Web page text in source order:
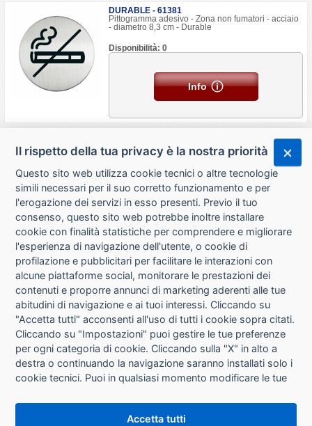
DURABLE - 61381
Pittogramma adesivo - Zona non fumatori - acciaio
- diametro 8,3 cm - Durable
Disponibilità: 0
Info
CHI SIAMO
CONTATTI
CONDIZIONI DI VENDITA
RICHIESTA RECESSO
PRIVACY
Il rispetto della tua privacy è la nostra priorità
Questo sito web utilizza cookie tecnici o altre tecnologie
simili necessari per il suo corretto funzionamento e per
l'erogazione dei servizi in esso presenti. Previo il tuo
consenso, questo sito web potrebbe inoltre installare
cookie con finalità statistiche per comprendere e migliorare
l'esperienza di navigazione dell'utente, o cookie di
profilazione e pubblicitari per facilitare le interazioni con
alcune piattaforme social, monitorare le prestazioni dei
contenuti e proporre annunci di marketing aderenti alle tue
abitudini di navigazione e ai tuoi interessi. Cliccando su
"Accetta tutti" acconsenti all'uso di tutti i cookie sopra citati.
Cliccando su "Impostazioni" puoi gestire le tue preferenze
per ogni categoria di cookie. Cliccando sulla "X" in alto a
destra o continuando la navigazione saranno installati solo i
cookie tecnici. Puoi in qualsiasi momento modificare le tue
che si trova in fondo alle pagine del sito. Per maggiori
informazioni consulta la nostraInformativa sui cookie
Accetta tutti